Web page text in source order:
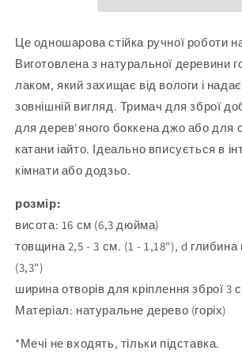
-
шар
-
горіх
-
шар
-
горіх
Це одношарова стійка ручної роботи на
Виготовлена ​​з натуральної деревини
лаком, який захищає від вологи і
зовнішній вигляд. Тримач для зброї
для дерев'яного боккена джо або для
катани іайто. Ідеально вписується в
кімнати або додзьо.
розмір:
висота: 16 см (6,3 дюйма)
товщина 2,5 - 3 см. (1 - 1,18"), d глибина
(3,3")
ширина отворів для кріплення зброї 3
Матеріал: натуральне дерево (горіх)
*Мечі не входять, тільки підставка.